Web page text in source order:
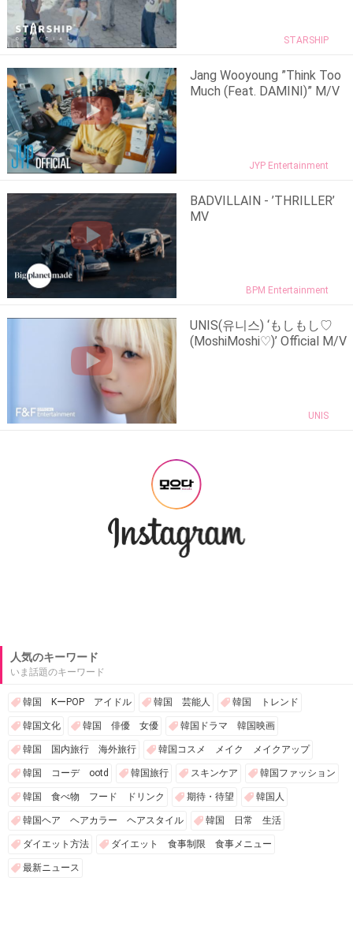
STARSHIP
Jang Wooyoung ”Think Too
Much (Feat. DAMINI)” M/V
JYP Entertainment
BADVILLAIN - ’THRILLER’
MV
BPM Entertainment
UNIS(유니스) ‘もしもし♡
(MoshiMoshi♡)’ Official M/V
UNIS
人気のキーワード
いま話題のキーワード
韓国 KーPOP アイドル 韓国 芸能人 韓国 トレンド
韓国文化 韓国 俳優 女優 韓国ドラマ 韓国映画
韓国 国内旅行 海外旅行 韓国コスメ メイク メイクアップ
韓国 コーデ ootd 韓国旅行 スキンケア 韓国ファッション
韓国 食べ物 フード ドリンク 期待・待望 韓国人
韓国ヘア ヘアカラー ヘアスタイル 韓国 日常 生活
ダイエット方法 ダイエット 食事制限 食事メニュー
最新ニュース